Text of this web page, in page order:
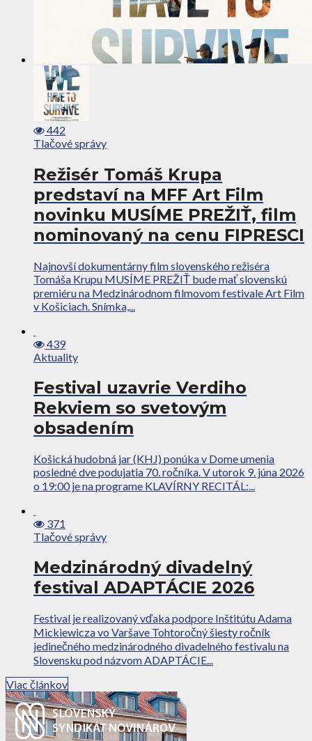
442
Tlačové správy
Režisér Tomáš Krupa
predstaví na MFF Art Film
novinku MUSÍME PREŽIŤ, film
nominovaný na cenu FIPRESCI
Najnovší dokumentárny film slovenského režiséra
Tomáša Krupu MUSÍME PREŽIŤ bude mať slovenskú
premiéru na Medzinárodnom filmovom festivale Art Film
v Košiciach. Snímka,...
439
Aktuality
Festival uzavrie Verdiho
Rekviem so svetovým
obsadením
Košická hudobná jar (KHJ) ponúka v Dome umenia
posledné dve podujatia 70. ročníka. V utorok 9. júna 2026
o 19:00 je na programe KLAVÍRNY RECITÁL:...
371
Tlačové správy
Medzinárodný divadelný
festival ADAPTÁCIE 2026
Festival je realizovaný vďaka podpore Inštitútu Adama
Mickiewicza vo Varšave Tohtoročný šiesty ročník
jedinečného medzinárodného divadelného festivalu na
Slovensku pod názvom ADAPTÁCIE...
Viac článkov